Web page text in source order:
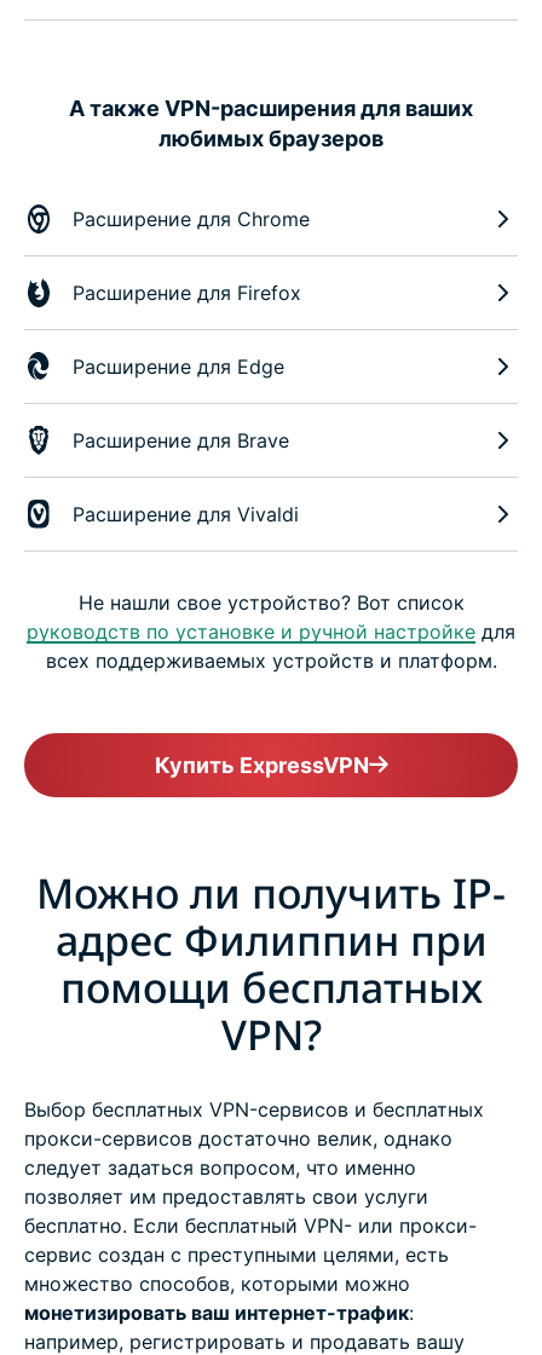
А также VPN-расширения для ваших
любимых браузеров
Расширение для Chrome
Расширение для Firefox
Расширение для Edge
Расширение для Brave
Расширение для Vivaldi
Не нашли свое устройство? Вот список
руководств по установке и ручной настройке для
всех поддерживаемых устройств и платформ.
Купить ExpressVPN
Можно ли получить IP-
адрес Филиппин при
помощи бесплатных
VPN?
Выбор бесплатных VPN-сервисов и бесплатных
прокси-сервисов достаточно велик, однако
следует задаться вопросом, что именно
позволяет им предоставлять свои услуги
бесплатно. Если бесплатный VPN- или прокси-
сервис создан с преступными целями, есть
множество способов, которыми можно
монетизировать ваш интернет-трафик:
например, регистрировать и продавать вашу